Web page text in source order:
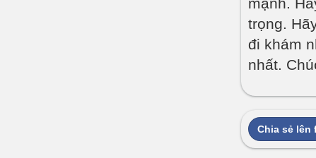
trọng.
đi khám
nhất.
Chia sẻ lên